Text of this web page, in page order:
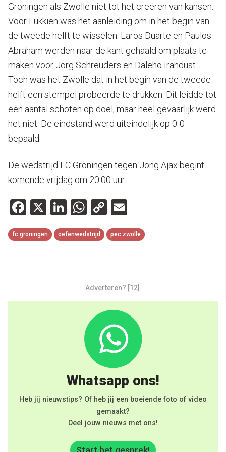
Groningen als Zwolle niet tot het creëren van kansen.
Voor Lukkien was het aanleiding om in het begin van
de tweede helft te wisselen. Laros Duarte en Paulos
Abraham werden naar de kant gehaald om plaats te
maken voor Jorg Schreuders en Daleho Irandust.
Toch was het Zwolle dat in het begin van de tweede
helft een stempel probeerde te drukken. Dit leidde tot
een aantal schoten op doel, maar heel gevaarlijk werd
het niet. De eindstand werd uiteindelijk op 0-0
bepaald.
De wedstrijd FC Groningen tegen Jong Ajax begint
komende vrijdag om 20.00 uur.
Facebook
X LinkedIn
WhatsApp
Copy
Link
fc groningen oefenwedstrijd pec zwolle
Adverteren? [12]
Whatsapp ons!
Heb jij nieuwstips? Of heb jij een boeiende foto of video
gemaakt?
Deel jouw nieuws met ons!